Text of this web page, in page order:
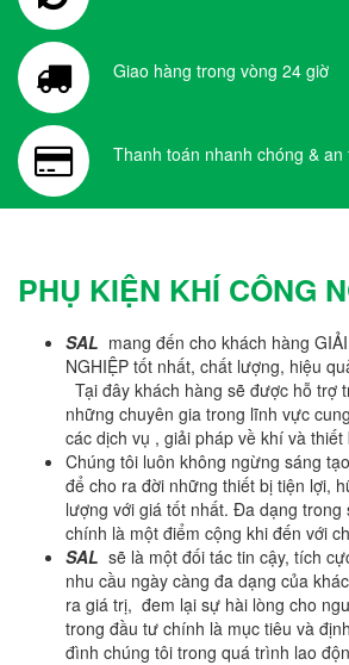
Giao hàng trong vòng 24 giờ
Thanh toán nhanh chóng & an
PHỤ KIỆN KHÍ CÔNG
SAL mang đến cho khách hàng
NGHIỆP tốt nhất, chất lượng, hiệu
Tại đây khách hàng sẽ được hỗ trợ
những chuyên gia trong lĩnh vực
các dịch vụ , giải pháp về khí và
Chúng tôi luôn không ngừng sáng
để cho ra đời những thiết bị tiện lợi,
lượng với giá tốt nhất. Đa dạng trong
chính là một điểm cộng khi đến với
SAL sẽ là một đối tác tin cậy, tích
nhu cầu ngày càng đa dạng của
ra giá trị, đem lại sự hài lòng cho
trong đầu tư chính là mục tiêu và
đình chúng tôi trong quá trình lao